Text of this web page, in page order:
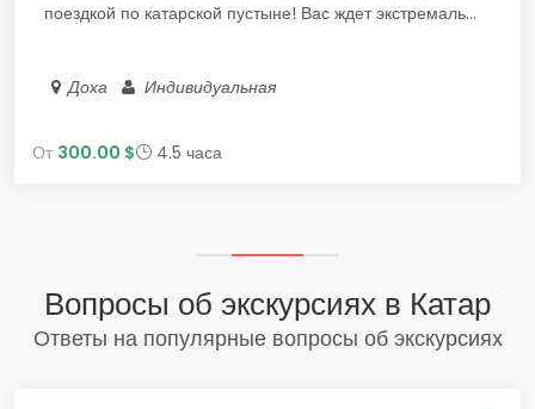
поездкой по катарской пустыне! Вас ждет экстремаль...
Доха Индивидуальная
От 300.00 $ 4.5 часа
Вопросы об экскурсиях в Катар
Ответы на популярные вопросы об экскурсиях